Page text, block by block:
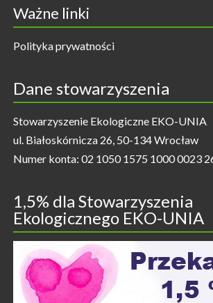
Ważne linki
Polityka prywatności
Dane stowarzyszenia
Stowarzyszenie Ekologiczne EKO-UNIA
ul. Białoskórnicza 26, 50-134 Wrocław
Numer konta: 02 1050 1575 1000 0023
1,5% dla Stowarzyszenia
Ekologicznego EKO-UNIA